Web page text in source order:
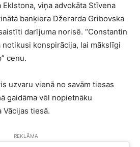
viņa advokāta Stīvena
banķiera Džerarda Gribovska
darījuma norisē. “Constantin
notikusi konspirācija, lai mākslīgi
cenu.
uzvaru vienā no savām tiesas
gaidāma vēl nopietnāku
tiesā.
REKLĀMA